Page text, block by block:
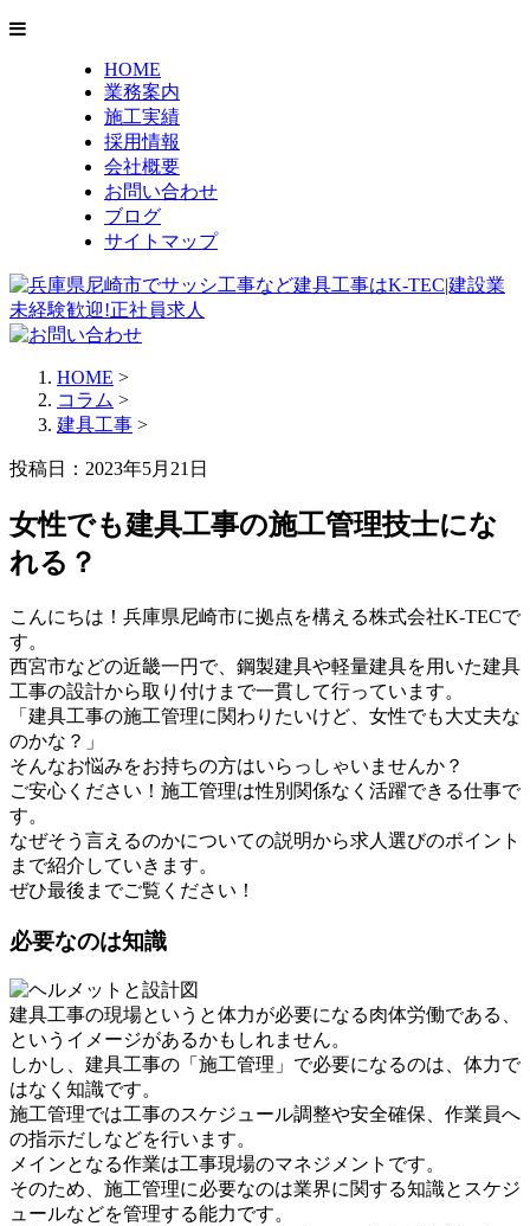
HOME
業務案内
施工実績
採用情報
会社概要
お問い合わせ
ブログ
サイトマップ
HOME >
コラム >
建具工事 >
投稿日：2023年5月21日
女性でも建具工事の施工管理技士にな
れる？
こんにちは！兵庫県尼崎市に拠点を構える株式会社K-TECで
す。
西宮市などの近畿一円で、鋼製建具や軽量建具を用いた建具
工事の設計から取り付けまで一貫して行っています。
「建具工事の施工管理に関わりたいけど、女性でも大丈夫な
のかな？」
そんなお悩みをお持ちの方はいらっしゃいませんか？
ご安心ください！施工管理は性別関係なく活躍できる仕事で
す。
なぜそう言えるのかについての説明から求人選びのポイント
まで紹介していきます。
ぜひ最後までご覧ください！
必要なのは知識
建具工事の現場というと体力が必要になる肉体労働である、
というイメージがあるかもしれません。
しかし、建具工事の「施工管理」で必要になるのは、体力で
はなく知識です。
施工管理では工事のスケジュール調整や安全確保、作業員へ
の指示だしなどを行います。
メインとなる作業は工事現場のマネジメントです。
そのため、施工管理に必要なのは業界に関する知識とスケジ
ュールなどを管理する能力です。